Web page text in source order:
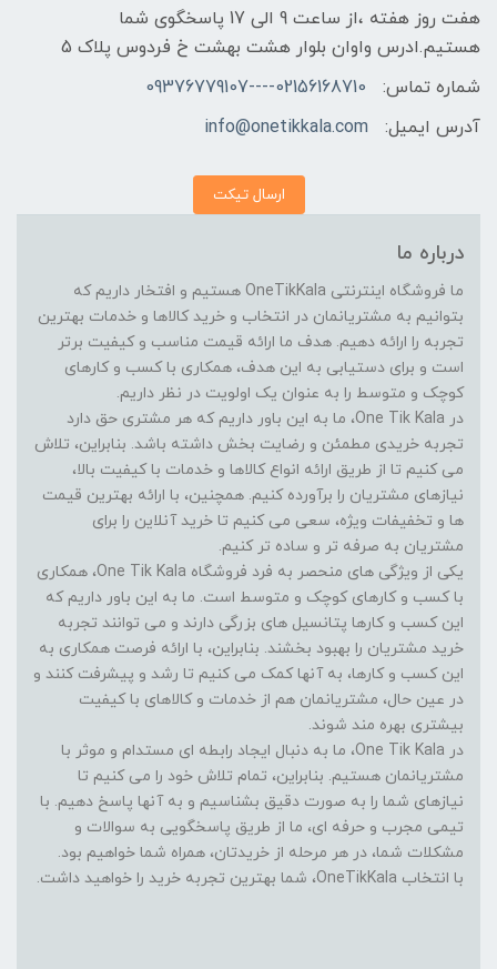
هفت روز هفته ،از ساعت 9 الی 17 پاسخگوی شما
هستیم.ادرس واوان بلوار هشت بهشت خ فردوس پلاک 5
شماره تماس:
02156168710----09376779107
آدرس ایمیل:
info@onetikkala.com
ارسال تیکت
درباره ما
ما فروشگاه اینترنتی OneTikKala هستیم و افتخار داریم که
بتوانیم به مشتریانمان در انتخاب و خرید کالاها و خدمات بهترین
تجربه را ارائه دهیم. هدف ما ارائه قیمت مناسب و کیفیت برتر
است و برای دستیابی به این هدف، همکاری با کسب و کارهای
کوچک و متوسط را به عنوان یک اولویت در نظر داریم.
در One Tik Kala، ما به این باور داریم که هر مشتری حق دارد
تجربه خریدی مطمئن و رضایت بخش داشته باشد. بنابراین، تلاش
می کنیم تا از طریق ارائه انواع کالاها و خدمات با کیفیت بالا،
نیازهای مشتریان را برآورده کنیم. همچنین، با ارائه بهترین قیمت
ها و تخفیفات ویژه، سعی می کنیم تا خرید آنلاین را برای
مشتریان به صرفه تر و ساده تر کنیم.
یکی از ویژگی های منحصر به فرد فروشگاه One Tik Kala، همکاری
با کسب و کارهای کوچک و متوسط است. ما به این باور داریم که
این کسب و کارها پتانسیل های بزرگی دارند و می توانند تجربه
خرید مشتریان را بهبود بخشند. بنابراین، با ارائه فرصت همکاری به
این کسب و کارها، به آنها کمک می کنیم تا رشد و پیشرفت کنند و
در عین حال، مشتریانمان هم از خدمات و کالاهای با کیفیت
بیشتری بهره مند شوند.
در One Tik Kala، ما به دنبال ایجاد رابطه ای مستدام و موثر با
مشتریانمان هستیم. بنابراین، تمام تلاش خود را می کنیم تا
نیازهای شما را به صورت دقیق بشناسیم و به آنها پاسخ دهیم. با
تیمی مجرب و حرفه ای، ما از طریق پاسخگویی به سوالات و
مشکلات شما، در هر مرحله از خریدتان، همراه شما خواهیم بود.
با انتخاب OneTikKala، شما بهترین تجربه خرید را خواهید داشت.